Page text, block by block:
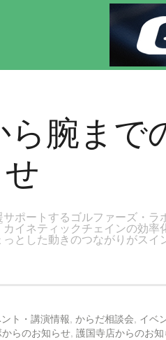
開催のお知らせのページです。新宿区、若松河田で気軽にゴル
ら腕まで
ポートするゴルファーズ・
イネティックチェインの効
とした動きのつながりがス
ト・講演情報, からだ相談会, イベ
らのお知らせ, 護国寺店からのお